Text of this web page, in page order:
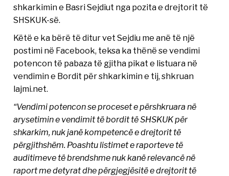
shkarkimin e Basri Sejdiut nga pozita e drejtorit të
SHSKUK-së.
Këtë e ka bërë të ditur vet Sejdiu me anë të një
postimi në Facebook, teksa ka thënë se vendimi
potencon të pabaza të gjitha pikat e listuara në
vendimin e Bordit për shkarkimin e tij, shkruan
lajmi.net.
“Vendimi potencon se proceset e përshkruara në
arysetimin e vendimit të bordit të SHSKUK për
shkarkim, nuk janë kompetencë e drejtorit të
përgjithshëm. Poashtu listimet e raporteve të
auditimeve të brendshme nuk kanë relevancë në
raport me detyrat dhe përgjegjësitë e drejtorit të